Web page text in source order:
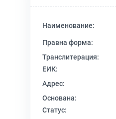
Наименование:
Правна форма:
Транслитерация:
ЕИК:
Адрес:
Основана:
Статус: